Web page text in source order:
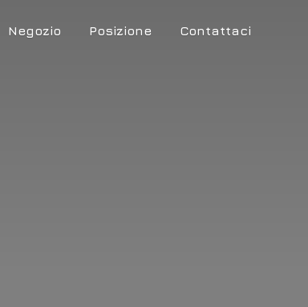
Negozio Posizione Contattaci